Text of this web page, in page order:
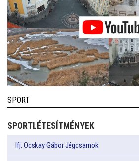
SPORT
SPORTLÉTESÍTMÉNYEK
Ifj. Ocskay Gábor Jégcsarnok